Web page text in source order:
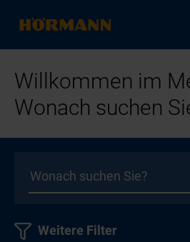
Willkommen im
Wonach suchen
Weitere Filter